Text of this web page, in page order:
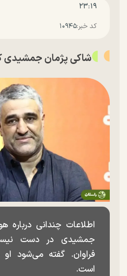
۲۳:۱۹
کد خبر:۱۰۹۴۵
شاکی پژمان
اطلاعات چندانی درباره
جمشیدی در دست
است.